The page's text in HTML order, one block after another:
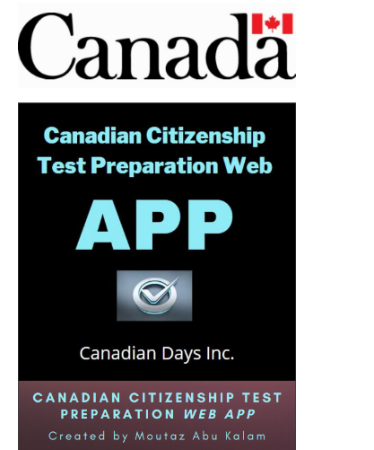
محمود نصر ودفعة بيروت
2020-10-09
فخورة بفيلم الإرهاب